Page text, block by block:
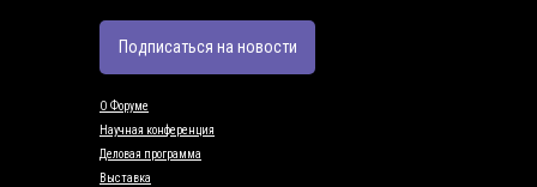
О Форуме
Научная конференция
Деловая программа
Выставка
Подписаться на новости